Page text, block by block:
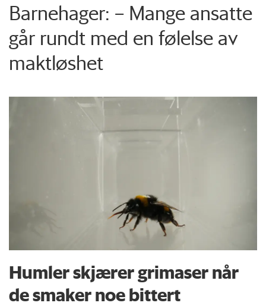
Barnehager: – Mange ansatte
går rundt med en følelse av
maktløshet
Humler skjærer grimaser når
de smaker noe bittert